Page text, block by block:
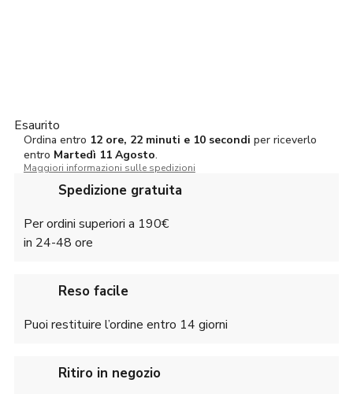
Esaurito
Ordina entro 12 ore, 22 minuti e 10 secondi per riceverlo
entro Martedì 11 Agosto.
Maggiori informazioni sulle spedizioni
Spedizione gratuita
Per ordini superiori a 190€
in 24-48 ore
Reso facile
Puoi restituire l’ordine entro 14 giorni
Ritiro in negozio